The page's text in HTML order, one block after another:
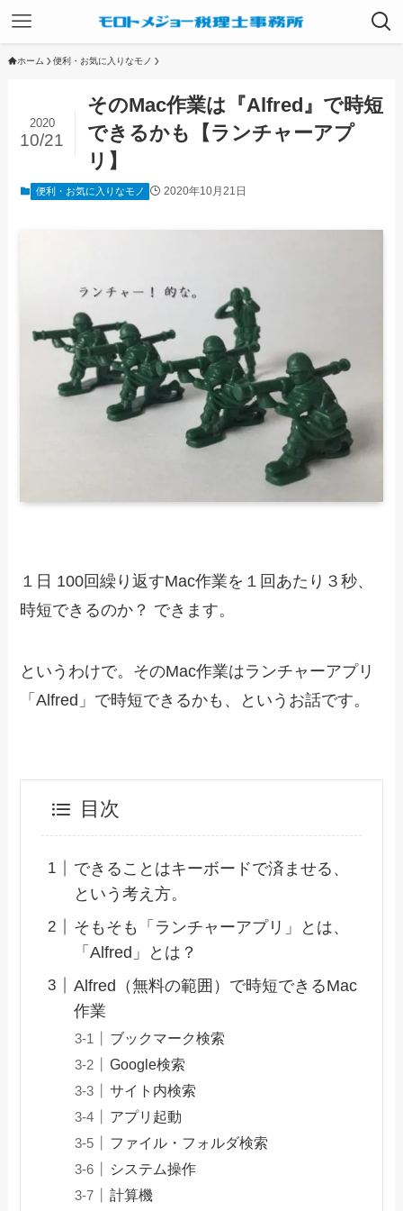
ホーム 便利・お気に入りなモノ
そのMac作業は『Alfred』で時短
できるかも【ランチャーアプ
リ】
2020
10/21
便利・お気に入りなモノ 2020年10月21日
１日 100回繰り返すMac作業を１回あたり３秒、
時短できるのか？ できます。
というわけで。そのMac作業はランチャーアプリ
「Alfred」で時短できるかも、というお話です。
目次
できることはキーボードで済ませる、
という考え方。
そもそも「ランチャーアプリ」とは、
「Alfred」とは？
Alfred（無料の範囲）で時短できるMac
作業
ブックマーク検索
Google検索
サイト内検索
アプリ起動
ファイル・フォルダ検索
システム操作
計算機